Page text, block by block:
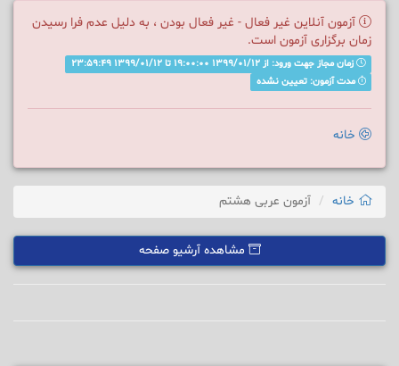
آزمون آنلاین غیر فعال - غیر فعال بودن ، به دلیل عدم فرا رسیدن
زمان برگزاری آزمون است.
زمان مجاز جهت ورود: از 1399/01/12 19:00:00 تا 1399/01/12 23:۵۹:49
مدت آزمون: تعیین نشده
خانه
خانه آزمون عربی هشتم
مشاهده آرشیو صفحه